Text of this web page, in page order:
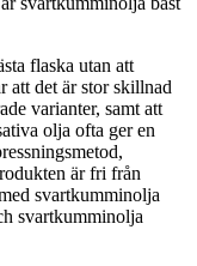
flaska utan att
att det är stor skillnad
varianter, samt att
olja ofta ger en
är fri från
svartkumminolja
svartkumminolja